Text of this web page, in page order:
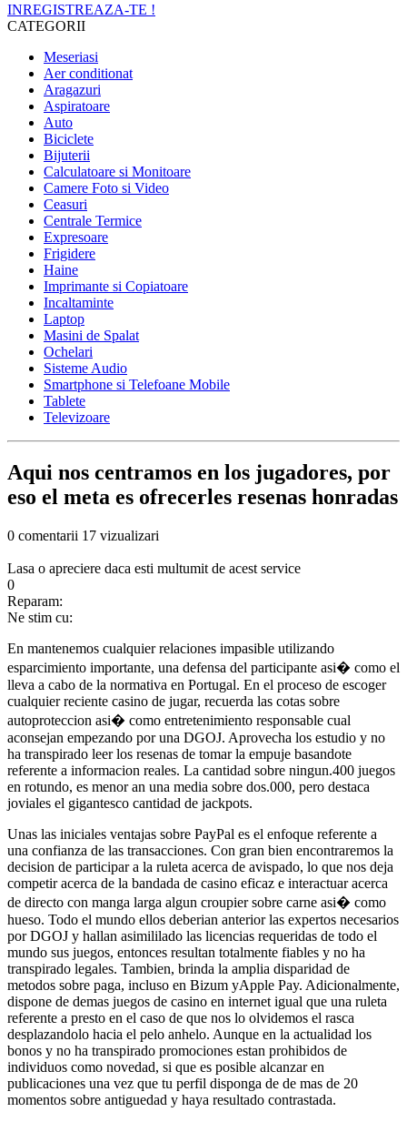
INREGISTREAZA-TE !
CATEGORII
Meseriasi
Aer conditionat
Aragazuri
Aspiratoare
Auto
Biciclete
Bijuterii
Calculatoare si Monitoare
Camere Foto si Video
Ceasuri
Centrale Termice
Expresoare
Frigidere
Haine
Imprimante si Copiatoare
Incaltaminte
Laptop
Masini de Spalat
Ochelari
Sisteme Audio
Smartphone si Telefoane Mobile
Tablete
Televizoare
Aqui nos centramos en los jugadores, por
eso el meta es ofrecerles resenas honradas
0 comentarii 17 vizualizari
Lasa o apreciere daca esti multumit de acest service
0
Reparam:
Ne stim cu:
En mantenemos cualquier relaciones impasible utilizando
esparcimiento importante, una defensa del participante asi� como el
lleva a cabo de la normativa en Portugal. En el proceso de escoger
cualquier reciente casino de jugar, recuerda las cotas sobre
autoproteccion asi� como entretenimiento responsable cual
aconsejan empezando por una DGOJ. Aprovecha los estudio y no
ha transpirado leer los resenas de tomar la empuje basandote
referente a informacion reales. La cantidad sobre ningun.400 juegos
en rotundo, es menor an una media sobre dos.000, pero destaca
joviales el gigantesco cantidad de jackpots.
Unas las iniciales ventajas sobre PayPal es el enfoque referente a
una confianza de las transacciones. Con gran bien encontraremos la
decision de participar a la ruleta acerca de avispado, lo que nos deja
competir acerca de la bandada de casino eficaz e interactuar acerca
de directo con manga larga algun croupier sobre carne asi� como
hueso. Todo el mundo ellos deberian anterior las expertos necesarios
por DGOJ y hallan asimililado las licencias requeridas de todo el
mundo sus juegos, entonces resultan totalmente fiables y no ha
transpirado legales. Tambien, brinda la amplia disparidad de
metodos sobre paga, incluso en Bizum yApple Pay. Adicionalmente,
dispone de demas juegos de casino en internet igual que una ruleta
referente a presto en el caso de que nos lo olvidemos el rasca
desplazandolo hacia el pelo anhelo. Aunque en la actualidad los
bonos y no ha transpirado promociones estan prohibidos de
individuos como novedad, si que es posible alcanzar en
publicaciones una vez que tu perfil disponga de de mas de 20
momentos sobre antiguedad y haya resultado contrastada.